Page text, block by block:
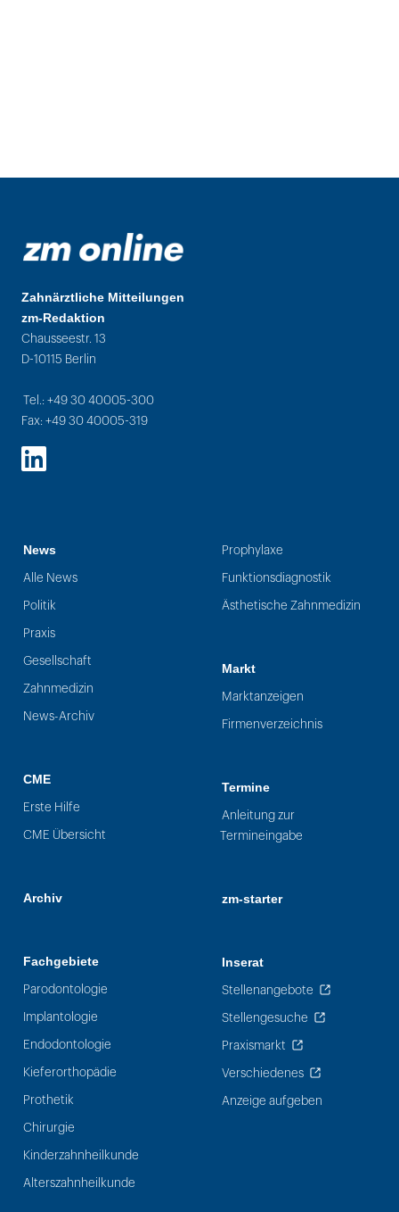
Zahnärztliche Mitteilungen
zm-Redaktion
Chausseestr. 13
D-10115 Berlin
Tel.: +49 30 40005-300
Fax: +49 30 40005-319
LinkedIn
News
Alle News
Politik
Praxis
Gesellschaft
Zahnmedizin
News-Archiv
CME
Erste Hilfe
CME Übersicht
Archiv
Fachgebiete
Parodontologie
Implantologie
Endodontologie
Kieferorthopädie
Prothetik
Chirurgie
Kinderzahnheilkunde
Alterszahnheilkunde
Prophylaxe
Funktionsdiagnostik
Ästhetische Zahnmedizin
Markt
Marktanzeigen
Firmenverzeichnis
Termine
Anleitung zur
Termineingabe
zm-starter
Inserat
Stellenangebote
Stellengesuche
Praxismarkt
Verschiedenes
Anzeige aufgeben